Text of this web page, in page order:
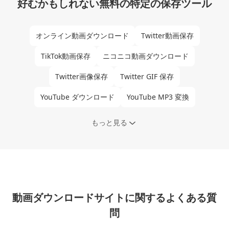
好むかもしれない無料の特定の保存ツール
オンライン動画ダウンロード Twitter動画保存
TikTok動画保存 ニコニコ動画ダウンロード
Twitter画像保存 Twitter GIF 保存
YouTube ダウンロード YouTube MP3 変換
もっと見る
動画ダウンロードサイトに関するよくある質
問